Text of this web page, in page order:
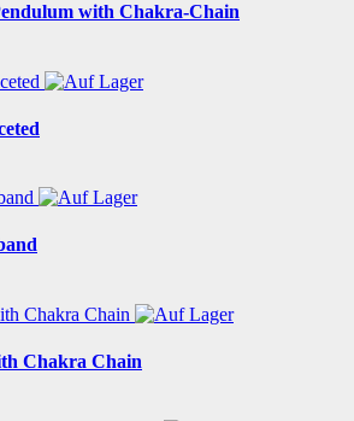
with Chakra-Chain
Chakra Chain